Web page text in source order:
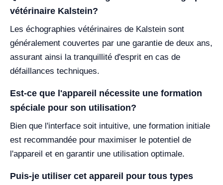
vétérinaire Kalstein?
Les échographies vétérinaires de Kalstein sont
généralement couvertes par une garantie de deux ans,
assurant ainsi la tranquillité d'esprit en cas de
défaillances techniques.
Est-ce que l'appareil nécessite une formation
spéciale pour son utilisation?
Bien que l'interface soit intuitive, une formation initiale
est recommandée pour maximiser le potentiel de
l'appareil et en garantir une utilisation optimale.
Puis-je utiliser cet appareil pour tous types